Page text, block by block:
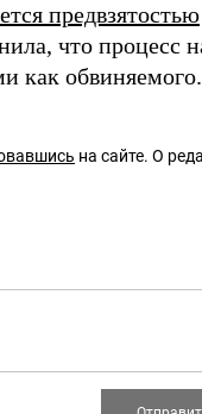
предвзятостью
что процесс
как обвиняемого.
на сайте. О